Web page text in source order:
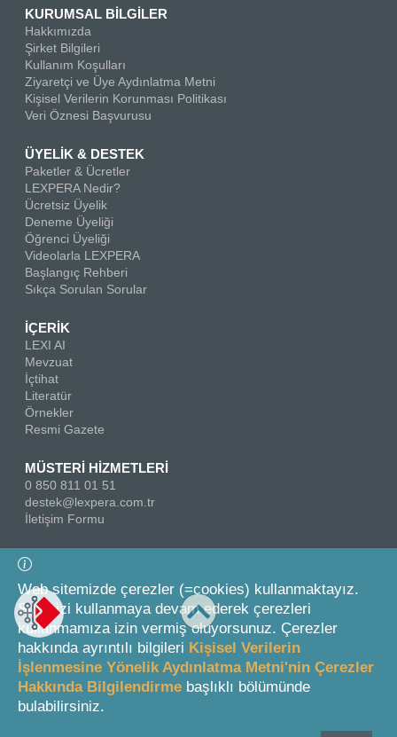
KURUMSAL BİLGİLER
Hakkımızda
Şirket Bilgileri
Kullanım Koşulları
Ziyaretçi ve Üye Aydınlatma Metni
Kişisel Verilerin Korunması Politikası
Veri Öznesi Başvurusu
ÜYELİK & DESTEK
Paketler & Ücretler
LEXPERA Nedir?
Ücretsiz Üyelik
Deneme Üyeliği
Öğrenci Üyeliği
Videolarla LEXPERA
Başlangıç Rehberi
Sıkça Sorulan Sorular
İÇERİK
LEXI AI
Mevzuat
İçtihat
Literatür
Örnekler
Resmi Gazete
MÜSTERİ HİZMETLERİ
0 850 811 01 51
destek@lexpera.com.tr
İletişim Formu
Bizi Takip Edin
© 2026 On İki Levha Yayıncılık A.Ş.
Web sitemizde çerezler (=cookies) kullanmaktayız.
Sitemizi kullanmaya devam ederek çerezleri
kullanmamıza izin vermiş oluyorsunuz. Çerezler
hakkında ayrıntılı bilgileri Kişisel Verilerin
İşlenmesine Yönelik Aydınlatma Metni'nin Çerezler
Hakkında Bilgilendirme başlıklı bölümünde
bulabilirsiniz.